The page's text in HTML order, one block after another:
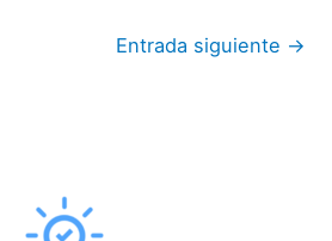
Entrada siguiente →